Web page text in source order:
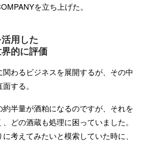
を立ち上げた。
用した
的に評価
わるビジネスを展開するが、その中
する。
約半量が酒粕になるのですが、それを
どの酒蔵も処理に困っていました。
考えてみたいと模索していた時に、